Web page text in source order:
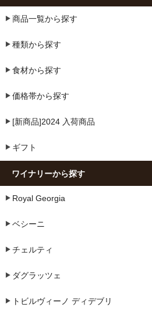
商品一覧から探す
種類から探す
食材から探す
価格帯から探す
[新商品]2024 入荷商品
ギフト
ワイナリーから探す
Royal Georgia
ベシーニ
チェルティ
ダグラッツェ
トビルヴィーノ ディデブリ